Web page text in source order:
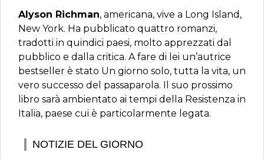
Alyson Richman, americana, vive a Long Island,
New York. Ha pubblicato quattro romanzi,
tradotti in quindici paesi, molto apprezzati dal
pubblico e dalla critica. A fare di lei un’autrice
bestseller è stato Un giorno solo, tutta la vita, un
vero successo del passaparola. Il suo prossimo
libro sarà ambientato ai tempi della Resistenza in
Italia, paese cui è particolarmente legata.
NOTIZIE DEL GIORNO